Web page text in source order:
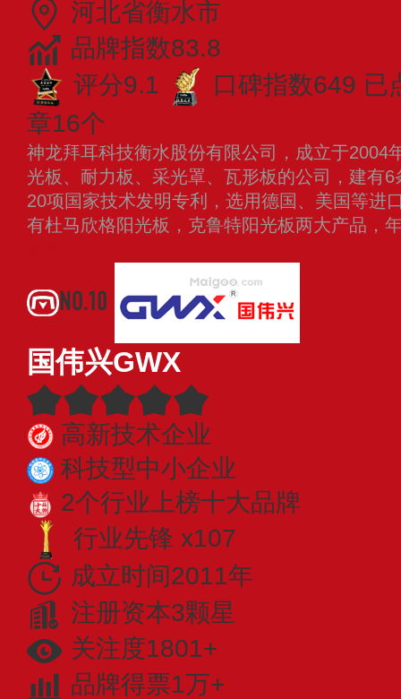
河北省衡水市
品牌指数83.8
评分9.1
口碑指数649 已
章16个
神龙拜耳科技衡水股份有限公司，成立于2004
光板、耐力板、采光罩、瓦形板的公司，建有
20项国家技术发明专利，选用德国、美国等进
有杜马欣格阳光板，克鲁特阳光板两大产品，
NO.10
国伟兴GWX
高新技术企业
科技型中小企业
2个行业上榜十大品牌
行业先锋 x107
成立时间2011年
注册资本3颗星
关注度1801+
品牌得票1万+